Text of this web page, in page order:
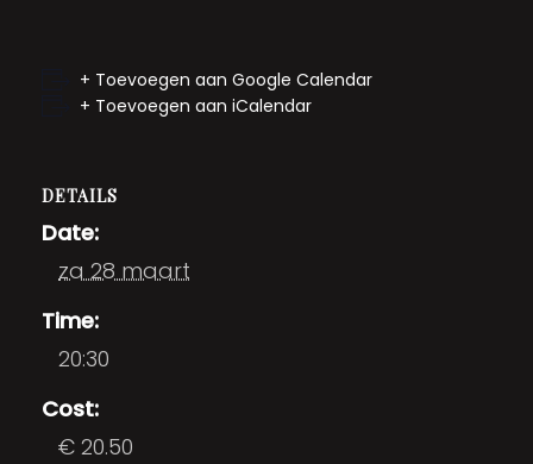
+ Toevoegen aan Google Calendar
+ Toevoegen aan iCalendar
DETAILS
Date:
za 28 maart
Time:
20:30
Cost:
€ 20.50